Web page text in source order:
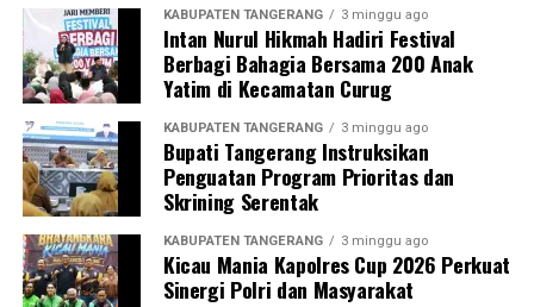
KABUPATEN TANGERANG 3 minggu ago
Intan Nurul Hikmah Hadiri Festival
Berbagi Bahagia Bersama 200 Anak
Yatim di Kecamatan Curug
KABUPATEN TANGERANG 3 minggu ago
Bupati Tangerang Instruksikan
Penguatan Program Prioritas dan
Skrining Serentak
KABUPATEN TANGERANG 3 minggu ago
Kicau Mania Kapolres Cup 2026 Perkuat
Sinergi Polri dan Masyarakat